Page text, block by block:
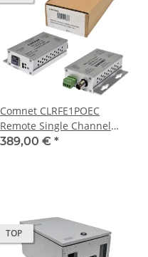
Comnet CLRFE1POEC
Remote Single Channel
Ethernet over Coax + 30W
389,00 € *
TOP